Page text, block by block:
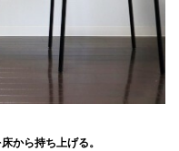
から持ち上げる。